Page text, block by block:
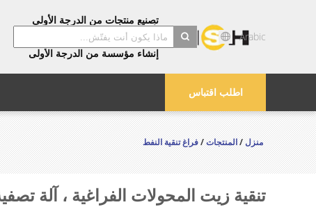
تصنيع منتجات من الدرجة الأولى
تأكد من جودة الدرجة الأولى
توفير خدمات من الدرجة الأولى
إنشاء مؤسسة من الدرجة الأولى
Arabic
اطلب اقتباس
منزل/المنتجات/فراغ تنقية النفط
تنقية زيت المحولات الفراغية ، آلة